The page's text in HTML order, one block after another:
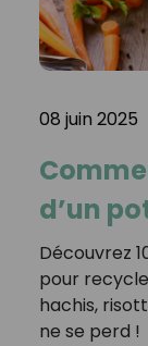
08 juin 2025
d’un
Découvrez
pour
hachis,
ne se perd !